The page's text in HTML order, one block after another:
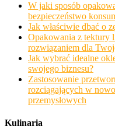
W jaki sposób
bezpieczeństwo
Jak właściwie dbać o
Opakowania z tektury
rozwiązaniem dla
Jak wybrać idealne
swojego biznesu?
Zastosowanie
rozciągających w
przemysłowych
Kulinaria